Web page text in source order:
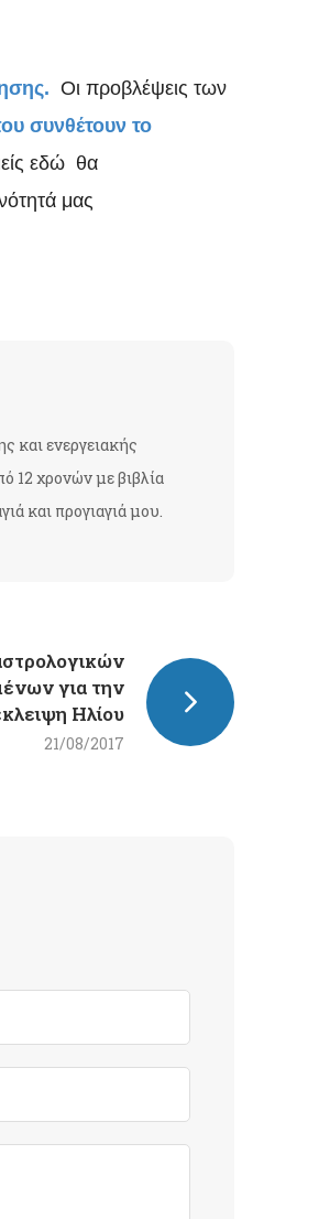
Οι προβλέψεις των
συνθέτουν το
εδώ θα
μας
και ενεργειακής
12 χρονών με βιβλία
και προγιαγιά μου.
για την
Ηλίου
21/08/2017